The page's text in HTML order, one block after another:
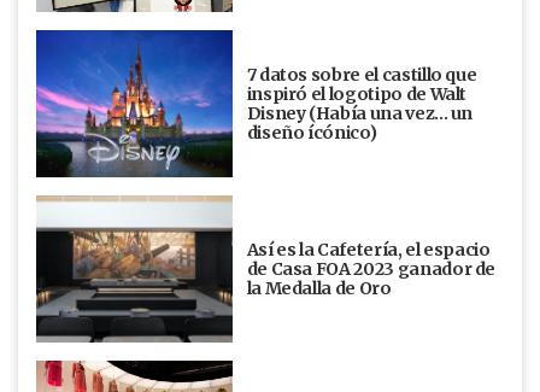
7 datos sobre el castillo que
inspiró el logotipo de Walt
Disney (Había una vez... un
diseño ícónico)
Así es la Cafetería, el espacio
de Casa FOA 2023 ganador de
la Medalla de Oro